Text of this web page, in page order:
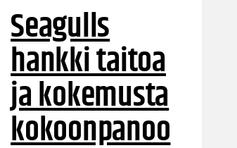
Seagulls
hankki taitoa
ja kokemusta
kokoonpanoo